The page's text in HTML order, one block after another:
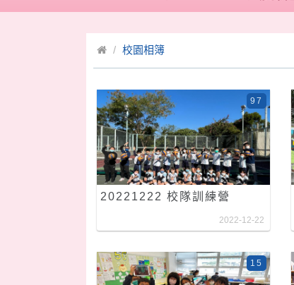
校園相簿
20221222 校隊訓練營
97
2022-12-22
15